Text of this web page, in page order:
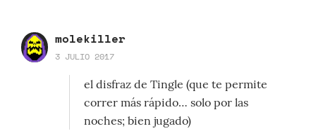
molekiller
3 JULIO 2017
el disfraz de Tingle (que te permite
correr más rápido… solo por las
noches; bien jugado)